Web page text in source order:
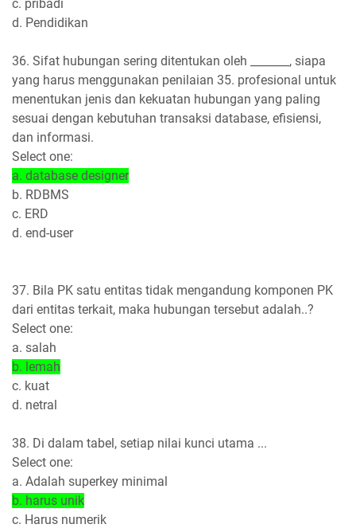
c. pribadi
d. Pendidikan
36. Sifat hubungan sering ditentukan oleh _______, siapa
yang harus menggunakan penilaian 35. profesional untuk
menentukan jenis dan kekuatan hubungan yang paling
sesuai dengan kebutuhan transaksi database, efisiensi,
dan informasi.
Select one:
a. database designer
b. RDBMS
c. ERD
d. end-user
37. Bila PK satu entitas tidak mengandung komponen PK
dari entitas terkait, maka hubungan tersebut adalah..?
Select one:
a. salah
b. lemah
c. kuat
d. netral
38. Di dalam tabel, setiap nilai kunci utama ...
Select one:
a. Adalah superkey minimal
b. harus unik
c. Harus numerik